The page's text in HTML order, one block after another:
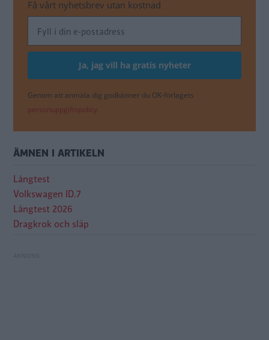
Få vårt nyhetsbrev utan kostnad
Genom att anmäla dig godkänner du OK-förlagets
personuppgiftspolicy.
ÄMNEN I ARTIKELN
Långtest
Volkswagen ID.7
Långtest 2026
Dragkrok och släp